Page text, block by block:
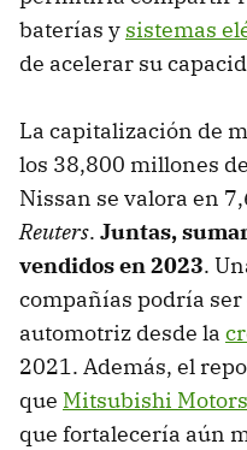
baterías y sistemas
de acelerar su
La capitalización de
los 38,800 millones
Nissan se valora en
Reuters. Juntas,
vendidos en 2023.
compañías podría
automotriz desde la
2021. Además, el
que Mitsubishi Motors
que fortalecería aún